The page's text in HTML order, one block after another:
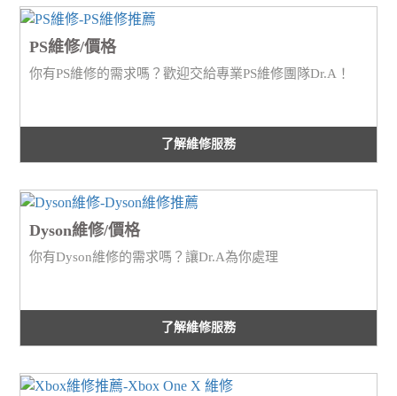
PS維修/價格
你有PS維修的需求嗎？歡迎交給專業PS維修團隊Dr.A！
了解維修服務
Dyson維修/價格
你有Dyson維修的需求嗎？讓Dr.A為你處理
了解維修服務